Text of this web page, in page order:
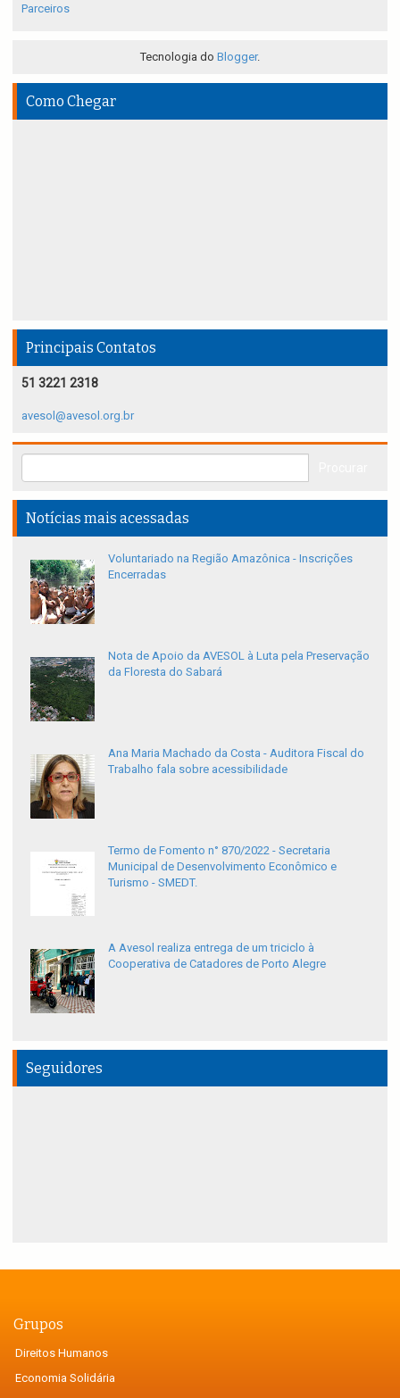
Parceiros
Tecnologia do Blogger.
Como Chegar
Principais Contatos
51 3221 2318
avesol@avesol.org.br
Notícias mais acessadas
Voluntariado na Região Amazônica - Inscrições
Encerradas
Nota de Apoio da AVESOL à Luta pela Preservação
da Floresta do Sabará
Ana Maria Machado da Costa - Auditora Fiscal do
Trabalho fala sobre acessibilidade
Termo de Fomento n° 870/2022 - Secretaria
Municipal de Desenvolvimento Econômico e
Turismo - SMEDT.
A Avesol realiza entrega de um triciclo à
Cooperativa de Catadores de Porto Alegre
Seguidores
Grupos
Direitos Humanos
Economia Solidária